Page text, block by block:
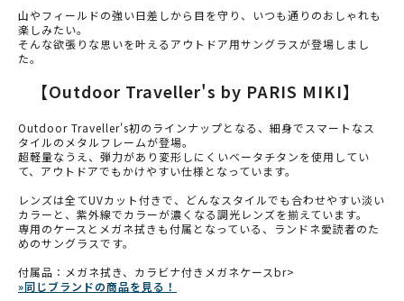
山やフィールドの強い日差しから目を守り、いつも通りのおしゃれも
楽しみたい。
そんな欲張りな思いを叶えるアウトドア用サングラスが登場しまし
た。
【Outdoor Traveller's by PARIS MIKI】
Outdoor Traveller's初のラインナップとなる、細身でスマートなス
タイルのメタルフレームが登場。
超軽量なうえ、弾力があり変形しにくいベータチタンを使用してい
て、アウトドアでもかけやすい仕様となっています。
レンズは全てUVカット付きで、どんなスタイルでも合わせやすい淡い
カラーと、紫外線でカラーが濃くなる調光レンズを揃えています。
専用のケースとメガネ拭きも付属となっている、ランドネ愛読者のた
めのサングラスです。
付属品：メガネ拭き、カラビナ付きメガネケースbr>
»同じブランドの商品を見る！